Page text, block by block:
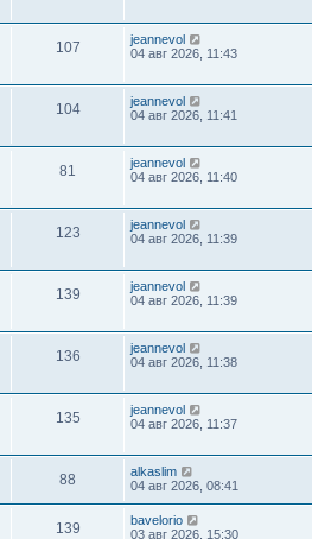
107
jeannevol
04 авг 2026, 11:43
104
jeannevol
04 авг 2026, 11:41
81
jeannevol
04 авг 2026, 11:40
123
jeannevol
04 авг 2026, 11:39
139
jeannevol
04 авг 2026, 11:39
136
jeannevol
04 авг 2026, 11:38
135
jeannevol
04 авг 2026, 11:37
88
alkaslim
04 авг 2026, 08:41
139
bavelorio
03 авг 2026, 15:30